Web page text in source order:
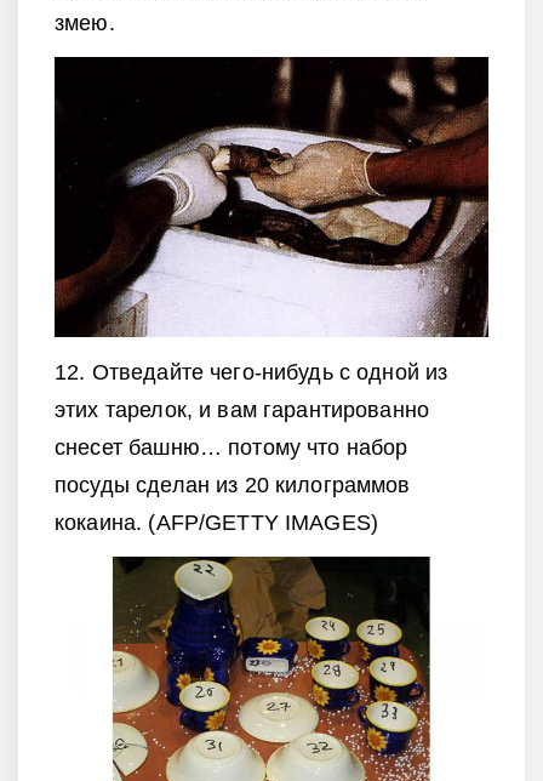
змею.
12. Отведайте чего-нибудь с одной из
этих тарелок, и вам гарантированно
снесет башню… потому что набор
посуды сделан из 20 килограммов
кокаина. (AFP/GETTY IMAGES)